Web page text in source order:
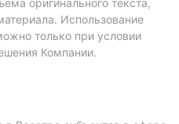
оригинального текста,
Использование
только при условии
Компании.